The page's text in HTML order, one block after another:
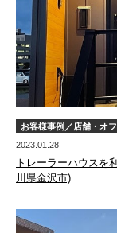
お客様事例／店舗・オ
2023.01.28
トレーラーハウスを
川県金沢市)